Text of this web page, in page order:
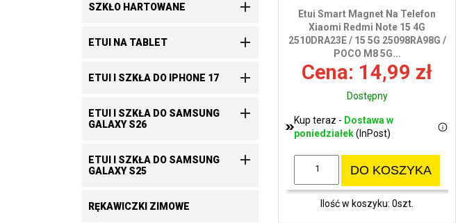
SZKŁO HARTOWANE 
ETUI NA TABLET 
ETUI I SZKŁA DO IPHONE 17 
ETUI I SZKŁA DO SAMSUNG
GALAXY S26

ETUI I SZKŁA DO SAMSUNG
GALAXY S25

RĘKAWICZKI ZIMOWE
Etui Smart Magnet Na Telefon
Xiaomi Redmi Note 15 4G
2510DRA23E / 15 5G 25098RA98G /
POCO M8 5G...
Cena: 14,99 zł
Dostępny
Kup teraz - Dostawa w
poniedziałek(InPost)
DO KOSZYKA
Ilość w koszyku: 0szt.